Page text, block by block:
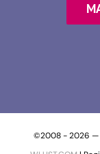
©2008 -2026 —